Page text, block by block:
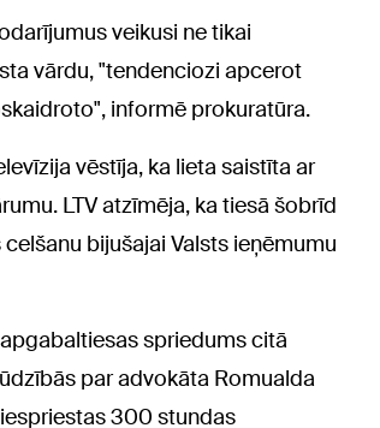
veikusi ne tikai
vārdu, "tendenciozi apcerot
informē prokuratūra.
vēstīja, ka lieta saistīta ar
LTV atzīmēja, ka tiesā šobrīd
bijušajai Valsts ieņēmumu
spriedums citā
par advokāta Romualda
300 stundas